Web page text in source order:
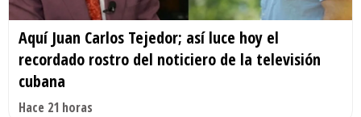
Aquí Juan Carlos Tejedor; así luce hoy el
recordado rostro del noticiero de la televisión
cubana
Hace 21 horas